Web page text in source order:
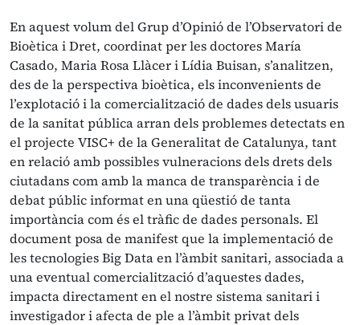
En aquest volum del Grup d’Opinió de l’Observatori de
Bioètica i Dret, coordinat per les doctores María
Casado, Maria Rosa Llàcer i Lídia Buisan, s’analitzen,
des de la perspectiva bioètica, els inconvenients de
l’explotació i la comercialització de dades dels usuaris
de la sanitat pública arran dels problemes detectats en
el projecte VISC+ de la Generalitat de Catalunya, tant
en relació amb possibles vulneracions dels drets dels
ciutadans com amb la manca de transparència i de
debat públic informat en una qüestió de tanta
importància com és el tràfic de dades personals. El
document posa de manifest que la implementació de
les tecnologies Big Data en l’àmbit sanitari, associada a
una eventual comercialització d’aquestes dades,
impacta directament en el nostre sistema sanitari i
investigador i afecta de ple a l’àmbit privat dels